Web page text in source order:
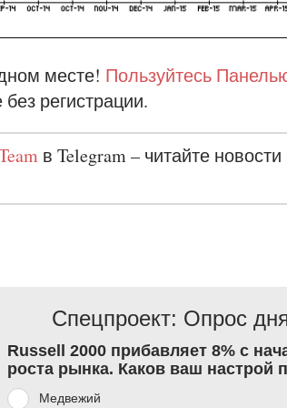
месте! Пользуйтесь
регистрации.
в Telegram – читайте
Спецпроект: Опрос
Russell 2000 прибавляет 8% с
роста рынка. Каков ваш настрой
Медвежий